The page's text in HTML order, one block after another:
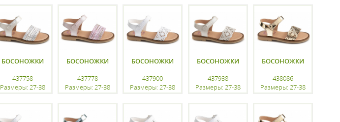
БОСОНОЖКИ
437758
Размеры: 27-38
БОСОНОЖКИ
437778
Размеры: 27-38
БОСОНОЖКИ
437900
Размеры: 27-38
БОСОНОЖКИ
437938
Размеры: 27-38
БОСОНОЖКИ
438086
Размеры: 27-38